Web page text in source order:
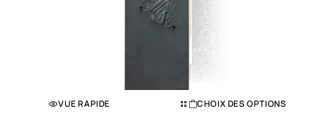
VUE RAPIDE CHOIX DES OPTIONS